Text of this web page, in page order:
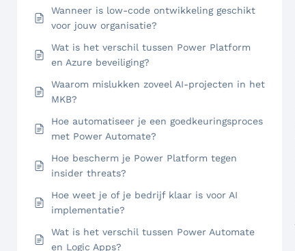
Wanneer is low-code ontwikkeling geschikt
voor jouw organisatie?
Wat is het verschil tussen Power Platform
en Azure beveiliging?
Waarom mislukken zoveel AI-projecten in het
MKB?
Hoe automatiseer je een goedkeuringsproces
met Power Automate?
Hoe bescherm je Power Platform tegen
insider threats?
Hoe weet je of je bedrijf klaar is voor AI
implementatie?
Wat is het verschil tussen Power Automate
en Logic Apps?